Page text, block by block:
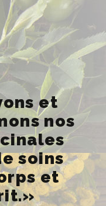
et
nos
soins
et